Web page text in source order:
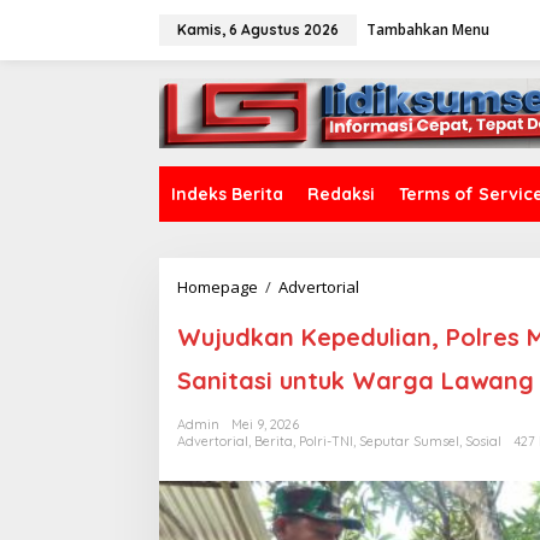
Kamis, 6 Agustus 2026 Tambahkan Menu
Indeks Berita Redaksi Terms of
Homepage / Advertorial
j
u
d
k
n
e
p
e
Wujudkan Kepedulian, Polres
Sanitasi untuk Warga
Admin
Mei 9, 2026
Advertorial, Berita, Polri-TNI, Seputar Sumsel, Sosial 427